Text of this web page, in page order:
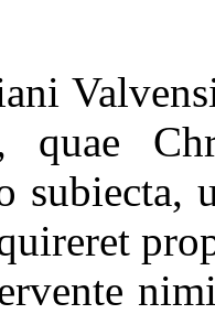
quae
subiecta,